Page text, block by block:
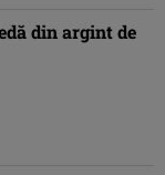
din argint de